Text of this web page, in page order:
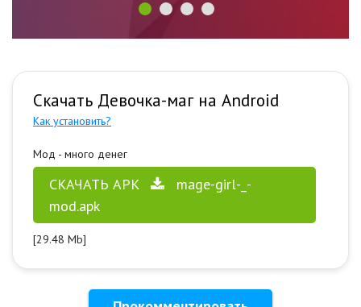
Скачать Девочка-маг на Android
Как установить?
Мод - много денег
СКАЧАТЬ APK
mage-girl-_-
mod.apk
[29.48 Mb]